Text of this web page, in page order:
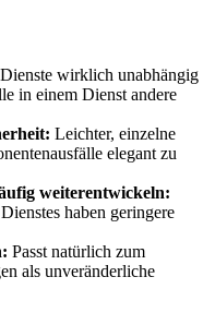
wirklich unabhängig
in einem Dienst andere
Leichter, einzelne
elegant zu
weiterentwickeln:
haben geringere
Passt natürlich zum
als unveränderliche